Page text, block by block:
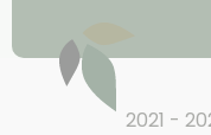
2021 -